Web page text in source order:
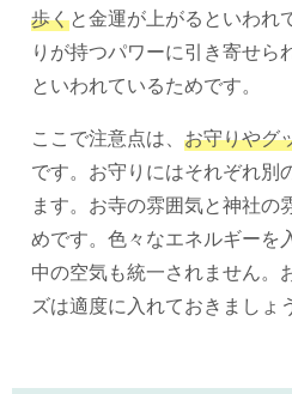
歩くと金運が上がるといわれ
りが持つパワーに引き寄せら
といわれているためです。
ここで注意点は、 お守りやグ
です。お守りにはそれぞれ別
ます。お寺の雰囲気と神社の
めです。色々なエネルギーを
中の空気も統一されません。
ズは適度に入れておきましょう